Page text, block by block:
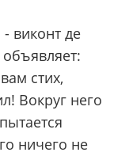
виконт де
стих,
Вокруг него
ничего не